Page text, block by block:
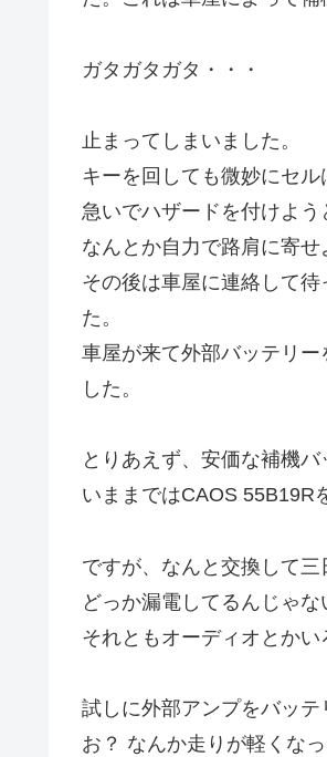
ガタガタガタ・・・
止まってしまいました。
キーを回しても微妙にセル
急いでハザードを付けよう
なんとか自力で路肩に寄せ
その後は車屋に連絡して
た。
車屋が来て外部バッテリ
した。
とりあえず、安価な補機
いままではCAOS 55B19R
ですが、なんと交換して
どっか漏電してるんじゃな
それともオーディオとか
試しに外部アンプをバッテ
お？ なんか走りが軽くな